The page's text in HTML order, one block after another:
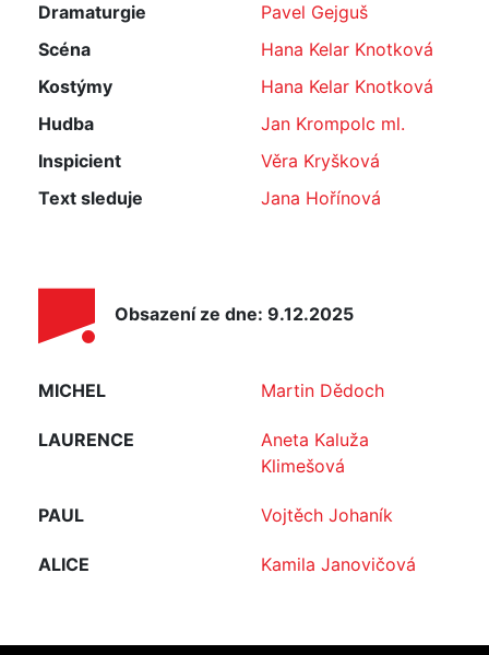
Dramaturgie
Pavel Gejguš
Scéna
Hana Kelar Knotková
Kostýmy
Hana Kelar Knotková
Hudba
Jan Krompolc ml.
Inspicient
Věra Kryšková
Text sleduje
Jana Hořínová
Obsazení ze dne: 9.12.2025
MICHEL Martin Dědoch
LAURENCE
Aneta Kaluža
Klimešová
PAUL Vojtěch Johaník
ALICE Kamila Janovičová